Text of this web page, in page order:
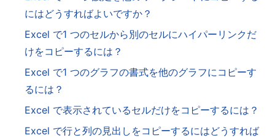
にはどうすればよいですか？
Excel で1 つのセルから別のセルにハイパーリンクだ
けをコピーするには？
Excel で1 つのグラフの書式を他のグラフにコピーす
るには？
Excel で表示されているセルだけをコピーするには？
Excel で行と列の見出しをコピーするにはどうすれば